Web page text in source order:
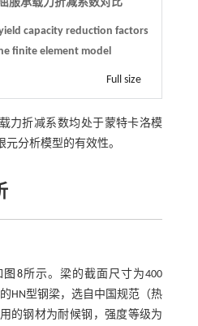
服承载力折减系数对比
capacity reduction factors
finite element model
Full size
力折减系数均处于蒙特卡洛模
分析模型的有效性。
图8所示。梁的截面尺寸为400
的HN型钢梁，选自中国规范（热
的钢材为耐候钢，强度等级为